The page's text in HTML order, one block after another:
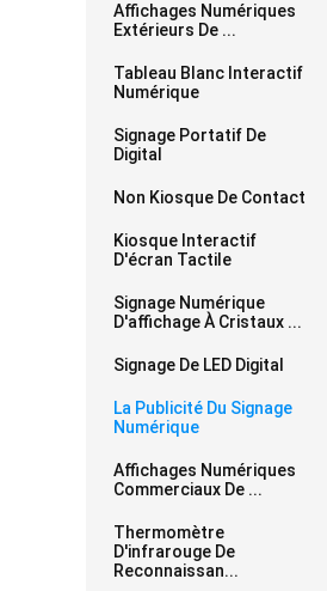
Affichages Numériques
Extérieurs De ...
Tableau Blanc Interactif
Numérique
Signage Portatif De
Digital
Non Kiosque De Contact
Kiosque Interactif
D'écran Tactile
Signage Numérique
D'affichage À Cristaux ...
Signage De LED Digital
La Publicité Du Signage
Numérique
Affichages Numériques
Commerciaux De ...
Thermomètre
D'infrarouge De
Reconnaissan...